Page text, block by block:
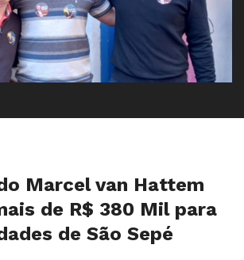
Marcel van Hattem
de R$ 380 Mil para
de São Sepé